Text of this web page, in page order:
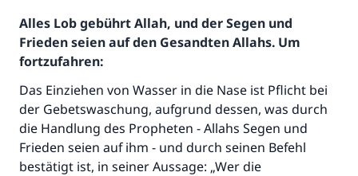
Alles Lob gebührt Allah, und der Segen und
Frieden seien auf den Gesandten Allahs. Um
fortzufahren:
Das Einziehen von Wasser in die Nase ist Pflicht bei
der Gebetswaschung, aufgrund dessen, was durch
die Handlung des Propheten - Allahs Segen und
Frieden seien auf ihm - und durch seinen Befehl
bestätigt ist, in seiner Aussage: „Wer die
Die Antwort Nr. 110845 rettete eine